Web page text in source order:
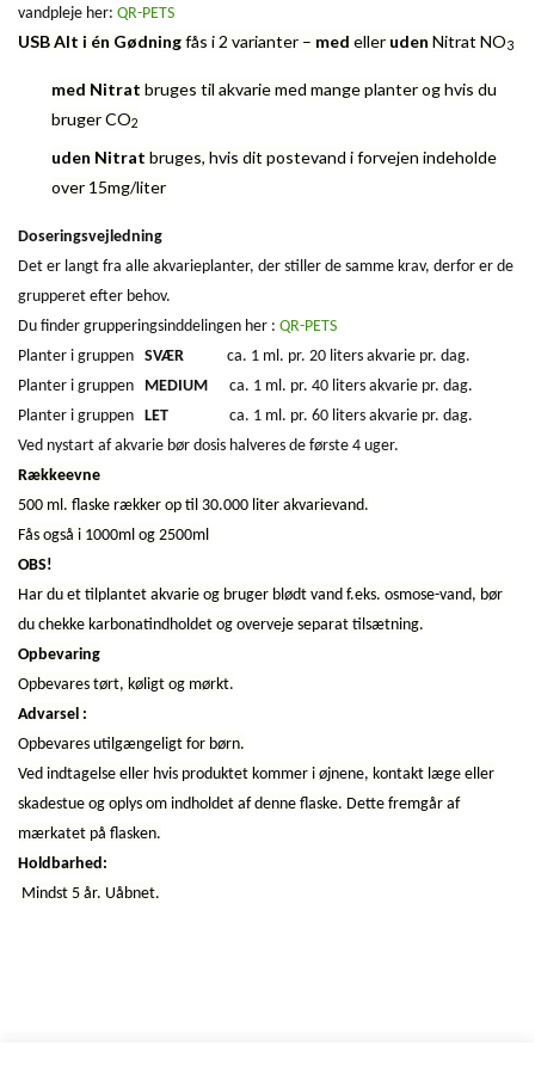
vandpleje her: QR-PETS
USB Alt i én Gødningfås i 2 varianter – med eller uden Nitrat NO3
med Nitrat bruges til akvarie med mange planter og hvis du
bruger CO2
uden Nitrat bruges, hvis dit postevand i forvejen indeholde
over 15mg/liter
Doseringsvejledning
Det er langt fra alle akvarieplanter, der stiller de samme krav, derfor er de
grupperet efter behov.
Du finder grupperingsinddelingen her : QR-PETS
Planter i gruppen SVÆR ca. 1 ml. pr. 20 liters akvarie pr. dag.
Planter i gruppen MEDIUM ca. 1 ml. pr. 40 liters akvarie pr. dag.
Planter i gruppen LET ca. 1 ml. pr. 60 liters akvarie pr. dag.
Ved nystart af akvarie bør dosis halveres de første 4 uger.
Rækkeevne
500 ml. flaske rækker op til 30.000 liter akvarievand.
Fås også i 1000ml og 2500ml
OBS!
Har du et tilplantet akvarie og bruger blødt vand f.eks. osmose-vand, bør
du chekke karbonatindholdet og overveje separat tilsætning.
Opbevaring
Opbevares tørt, køligt og mørkt.
Advarsel :
Opbevares utilgængeligt for børn.
Ved indtagelse eller hvis produktet kommer i øjnene, kontakt læge eller
skadestue og oplys om indholdet af denne flaske. Dette fremgår af
mærkatet på flasken.
Holdbarhed:
Mindst 5 år. Uåbnet.